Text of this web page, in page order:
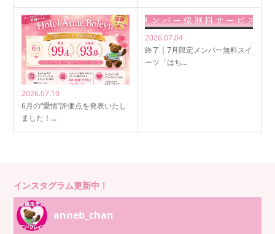
2026.07.10
6月の“愛情”評価点を発表いたし
ました！…
2026.07.04
終了｜7月限定メンバー無料スイ
ーツ「はち…
インスタグラム更新中！
anneb_chan